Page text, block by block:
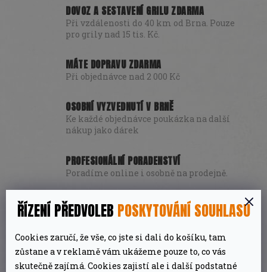
ŘÍZENÍ PŘEDVOLEB POSKYTOVÁNÍ SOUHLASU
Cookies zaručí, že vše, co jste si dali do košíku, tam
zůstane a v reklamě vám ukážeme pouze to, co vás
skutečně zajímá. Cookies zajistí ale i další podstatné
DOVOZ A SESTAVENÍ GRILU ZDARMA
Při vzdálenosti do 40 km od Brna. Pouze
pro grily nad 15 tis. Kč.
MÁTE DOPRAVU ZDARMA
Při objednávce nad 2 000 Kč
OSOBNÍ VYZVEDNUTÍ V BRNĚ
Ke každé objednávce poukázka na další
nákup jako dárek
PROFESIONÁLNÍ PORADENSTVÍ
Poradíme online i osobně na prodejně.
POPIS DISKUZE
DETAILNÍ POPIS PRODUKTU